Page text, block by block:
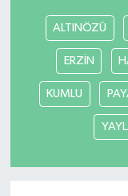
ALTINÖZÜ
ERZİN
KUMLU